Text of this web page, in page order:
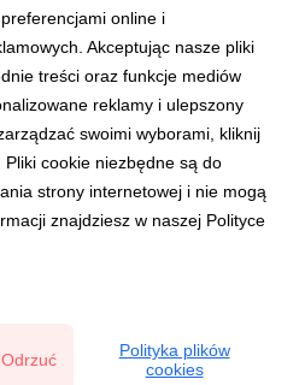
borówkę. Jagodowa
wśród owocujących plantacji
coraz większe grono
„Biegu po Truskawkę”
online i
Akceptując nasze pliki
treści oraz funkcje mediów
reklamy i ulepszony
swoimi wyborami, kliknij
Pliki cookie niezbędne są do
strony internetowej i nie mogą
znajdziesz w naszej Polityce
Odrzuć
Polityka plików
cookies